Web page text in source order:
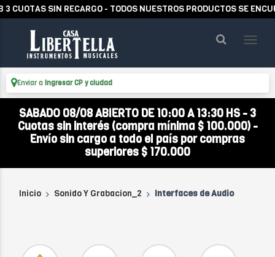
SIN RECARGO - TODOS NUESTROS PRODUCTOS SE
Enviar a Ingresar CP y ciudad
SABADO 08/08 ABIERTO DE 10:00 A 13:30 HS - 3
Cuotas sin interés (compra mínima $ 100.000) -
Envío sin cargo a todo el país por compras
superiores $ 170.000
Inicio Sonido Y Grabacion_2 Interfaces de Audio